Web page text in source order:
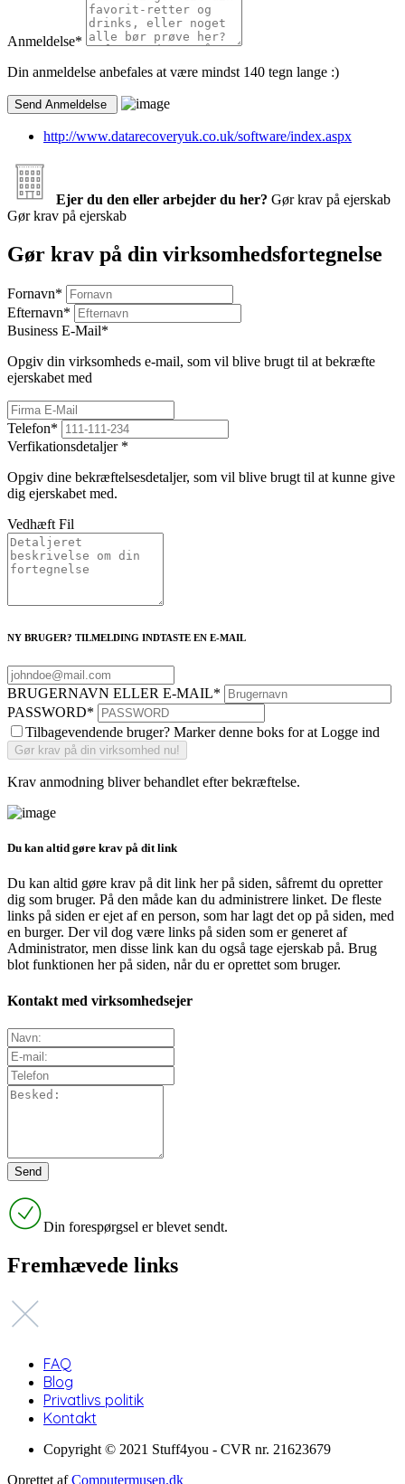
Anmeldelse*
Din anmeldelse anbefales at være mindst 140 tegn lange :)
http://www.datarecoveryuk.co.uk/software/index.aspx
Ejer du den eller arbejder du her? Gør krav på ejerskab
Gør krav på ejerskab
Gør krav på din virksomhedsfortegnelse
Fornavn*
Efternavn*
Business E-Mail*
Opgiv din virksomheds e-mail, som vil blive brugt til at bekræfte
ejerskabet med
Telefon*
Verfikationsdetaljer *
Opgiv dine bekræftelsesdetaljer, som vil blive brugt til at kunne give
dig ejerskabet med.
Vedhæft Fil
NY BRUGER? TILMELDING INDTASTE EN E-MAIL
BRUGERNAVN ELLER E-MAIL*
PASSWORD*
Tilbagevendende bruger? Marker denne boks for at Logge ind
Krav anmodning bliver behandlet efter bekræftelse.
Du kan altid gøre krav på dit link
Du kan altid gøre krav på dit link her på siden, såfremt du opretter
dig som bruger. På den måde kan du administrere linket. De fleste
links på siden er ejet af en person, som har lagt det op på siden, med
en burger. Der vil dog være links på siden som er generet af
Administrator, men disse link kan du også tage ejerskab på. Brug
blot funktionen her på siden, når du er oprettet som bruger.
Kontakt med virksomhedsejer
Din forespørgsel er blevet sendt.
Fremhævede links
FAQ
Blog
Privatlivs politik
Kontakt
Copyright © 2021 Stuff4you - CVR nr. 21623679
Oprettet afComputermusen.dk